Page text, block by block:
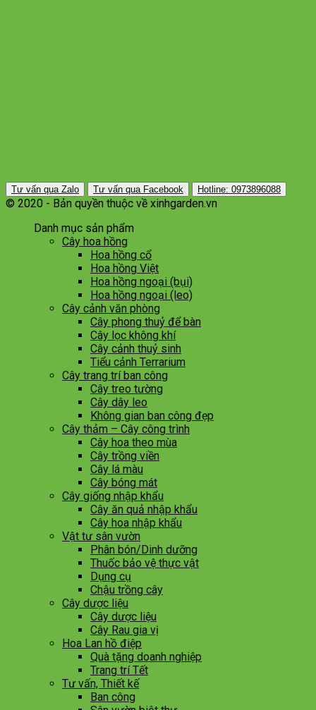
Tư vấn qua Zalo Tư vấn qua Facebook Hotline: 0973896088
© 2020 - Bản quyền thuộc về xinhgarden.vn
Danh mục sản phẩm
Cây hoa hồng
Hoa hồng cổ
Hoa hồng Việt
Hoa hồng ngoại (bụi)
Hoa hồng ngoại (leo)
Cây cảnh văn phòng
Cây phong thuỷ để bàn
Cây lọc không khí
Cây cảnh thuỷ sinh
Tiểu cảnh Terrarium
Cây trang trí ban công
Cây treo tường
Cây dây leo
Không gian ban công đẹp
Cây thảm – Cây công trình
Cây hoa theo mùa
Cây trồng viền
Cây lá màu
Cây bóng mát
Cây giống nhập khẩu
Cây ăn quả nhập khẩu
Cây hoa nhập khẩu
Vật tư sân vườn
Phân bón/Dinh dưỡng
Thuốc bảo vệ thực vật
Dụng cụ
Chậu trồng cây
Cây dược liệu
Cây dược liệu
Cây Rau gia vị
Hoa Lan hồ điệp
Quà tặng doanh nghiệp
Trang trí Tết
Tư vấn, Thiết kế
Ban công